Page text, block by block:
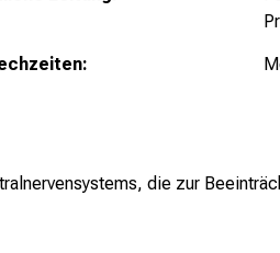
die zur